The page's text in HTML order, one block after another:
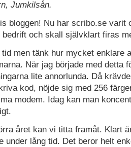
Jumkilsån.
bloggen! Nu har scribo.se varit
bedrift och skall självklart firas
tid men tänk hur mycket enklare
När jag började med detta
lite annorlunda. Då
kod, nöjde sig med 256
modem. Idag kan man
året kan vi titta framåt. Klart
under lång tid. Det beror helt